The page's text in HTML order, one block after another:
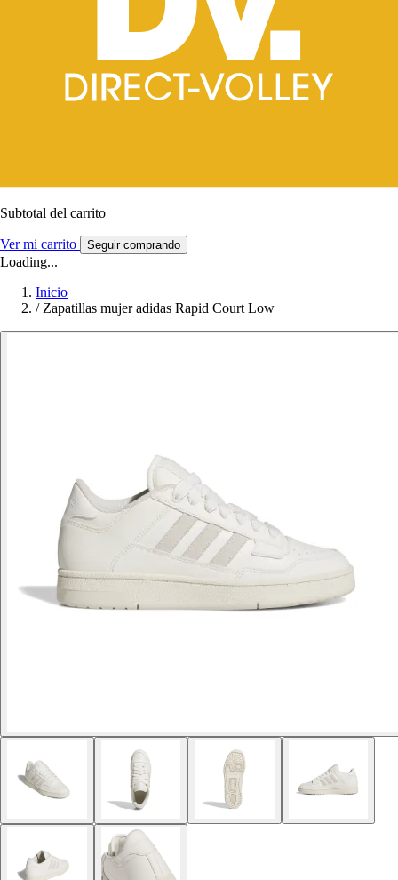
Subtotal del carrito
Ver mi carrito Seguir comprando
Loading...
Inicio
/ Zapatillas mujer adidas Rapid Court Low